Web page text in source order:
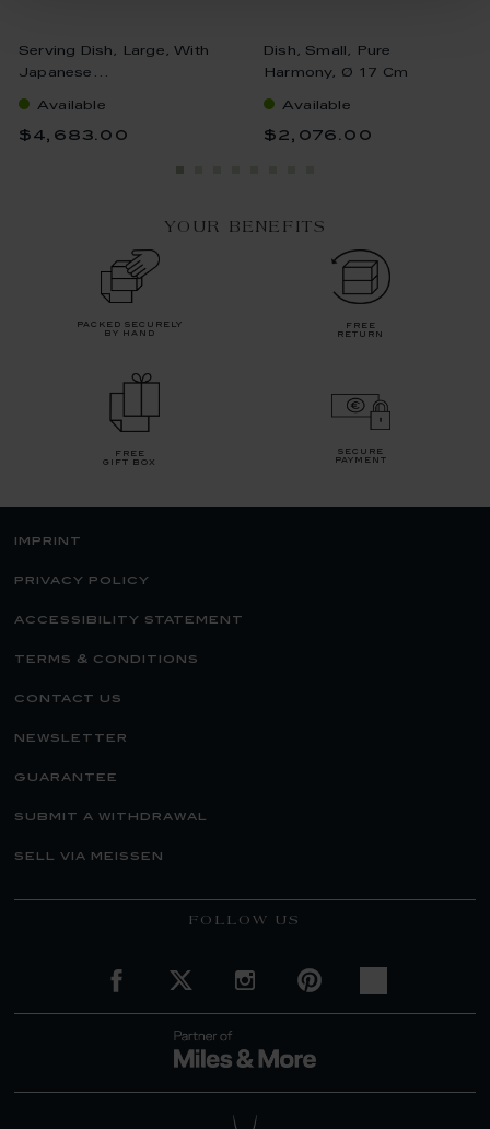
Serving Dish, Large, With
Japanese...
Available
$4,683.00
Dish, Small, Pure
Harmony, Ø 17 Cm
Available
$2,076.00
YOUR BENEFITS
packed securely
by hand
free
return
free
gift box
secure
payment
imprint
privacy policy
accessibility statement
terms & conditions
contact us
newsletter
guarantee
submit a withdrawal
sell via meissen
FOLLOW US